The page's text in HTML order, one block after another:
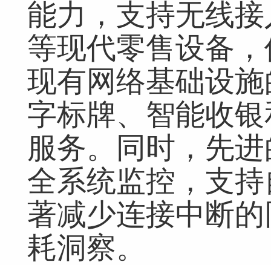
能力，支持无线
等现代零售设备
现有网络基础设
字标牌、智能收
服务。同时，先
全系统监控，支
著减少连接中断
耗洞察。